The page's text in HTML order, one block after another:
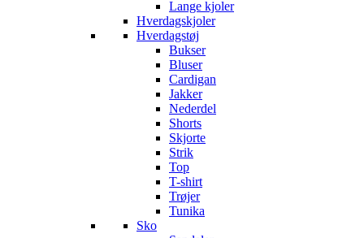
Lange kjoler
Hverdagskjoler
Hverdagstøj
Bukser
Bluser
Cardigan
Jakker
Nederdel
Shorts
Skjorte
Strik
Top
T-shirt
Trøjer
Tunika
Sko